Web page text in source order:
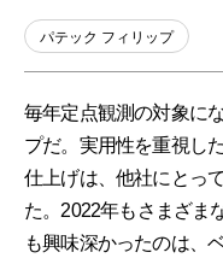
パテック フィリップ
毎年定点観測の対象に
プだ。実用性を重視し
仕上げは、他社にとっ
た。2022年もさまざま
も興味深かったのは、